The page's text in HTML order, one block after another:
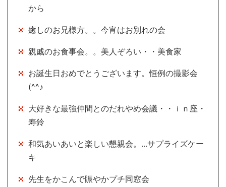
から
癒しのお兄様方。。今宵はお別れの会
親戚のお食事会。。美人ぞろい・・美食家
お誕生日おめでとうございます。恒例の撮影会
(^^♪
大好きな最強仲間とのだれやめ会議・・ｉｎ座・
寿鈴
和気あいあいと楽しい懇親会。...サプライズケー
キ
先生をかこんで賑やかプチ同窓会